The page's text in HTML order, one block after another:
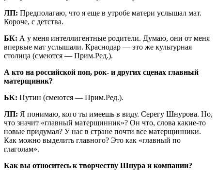
ЛП: Предполагаю, что я еще в утробе матери услышал мат.
Короче, с детства.
БК: А у меня интеллигентные родители. Думаю, они от меня
впервые мат услышали. Краснодар — это же культурная
столица (смеются — Прим.Ред.).
А кто на российской поп, рок- и других сценах главный
матерщиник?
БК: Путин (смеются — Прим.Ред.).
ЛП: Я понимаю, кого ты имеешь в виду. Серегу Шнурова. Но,
что значит «главный матерщинник»? Он что, слова какие-то
новые придумал? У нас в стране почти все матерщинники.
Как можно выделить главного? Это как «главный по
глаголам».
Как вы относитесь к творчеству Шнура и компании?